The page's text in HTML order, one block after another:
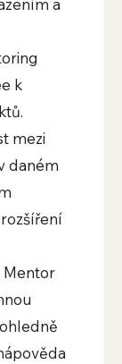
a
k
mezi
daném
Mentor